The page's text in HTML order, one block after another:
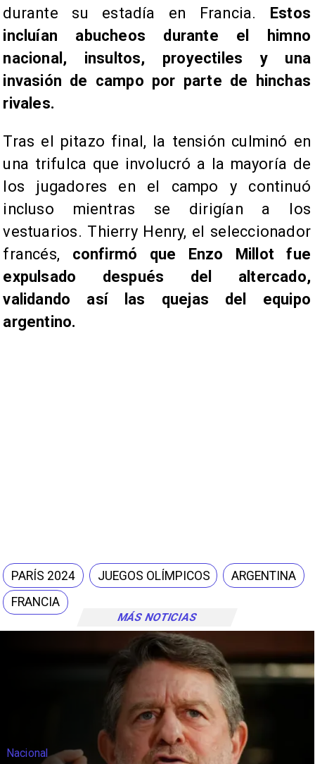
MÁS NOTICIAS
durante su estadía en Francia. Estos
incluían abucheos durante el himno
nacional, insultos, proyectiles y una
invasión de campo por parte de hinchas
rivales.
Tras el pitazo final, la tensión culminó en
una trifulca que involucró a la mayoría de
los jugadores en el campo y continuó
incluso mientras se dirigían a los
vestuarios. Thierry Henry, el seleccionador
francés, confirmó que Enzo Millot fue
expulsado después del altercado,
validando así las quejas del equipo
argentino.
PARÍS 2024 JUEGOS OLÍMPICOS
ARGENTINA
FRANCIA
Nacional